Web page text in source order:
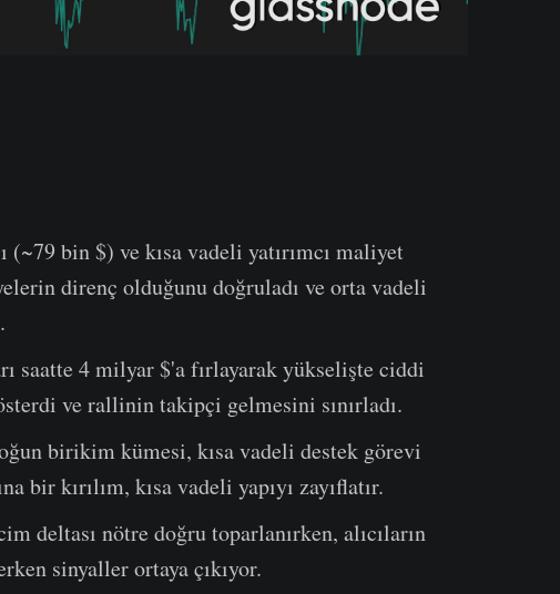
(~79 bin $) ve kısa vadeli yatırımcı maliyet
direnç olduğunu doğruladı ve orta vadeli
saatte 4 milyar $'a fırlayarak yükselişte ciddi
ve rallinin takipçi gelmesini sınırladı.
birikim kümesi, kısa vadeli destek görevi
bir kırılım, kısa vadeli yapıyı zayıflatır.
deltası nötre doğru toparlanırken, alıcıların
sinyaller ortaya çıkıyor.